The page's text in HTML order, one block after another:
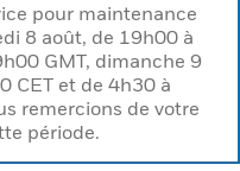
pour maintenance
8 août, de 19h00 à
GMT, dimanche 9
CET et de 4h30 à
remercions de votre
période.